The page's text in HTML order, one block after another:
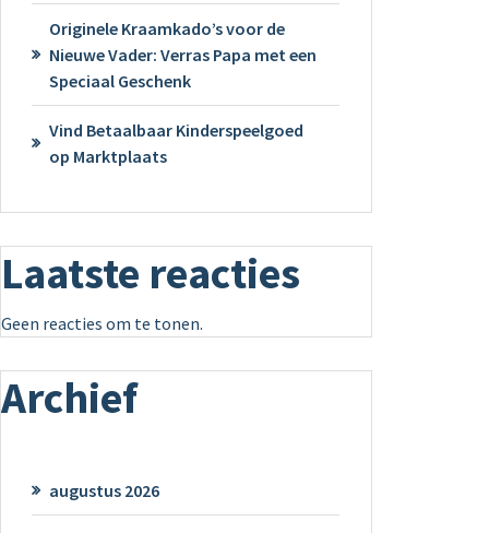
Originele Kraamkado’s voor de
Nieuwe Vader: Verras Papa met een
Speciaal Geschenk
Vind Betaalbaar Kinderspeelgoed
op Marktplaats
Laatste reacties
Geen reacties om te tonen.
Archief
augustus 2026